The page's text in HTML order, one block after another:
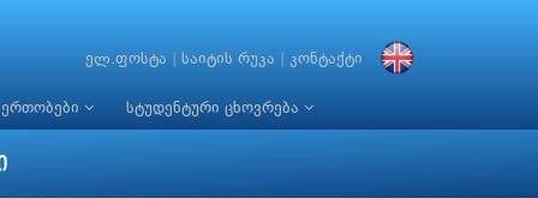
ელ.ფოსტა საიტის რუკა კონტაქტი
სტუდენტური ცხოვრება